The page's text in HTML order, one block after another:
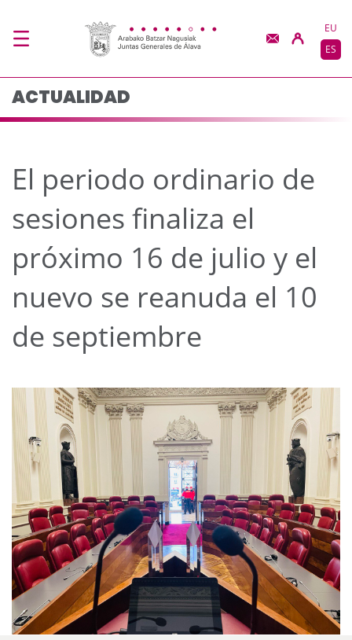
El periodo ordinario
EU
ES
ACTUALIDAD
El periodo ordinario de
sesiones finaliza el
próximo 16 de julio y el
nuevo se reanuda el 10
de septiembre